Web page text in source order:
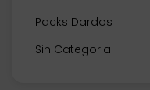
Packs Dardos
Sin Categoria